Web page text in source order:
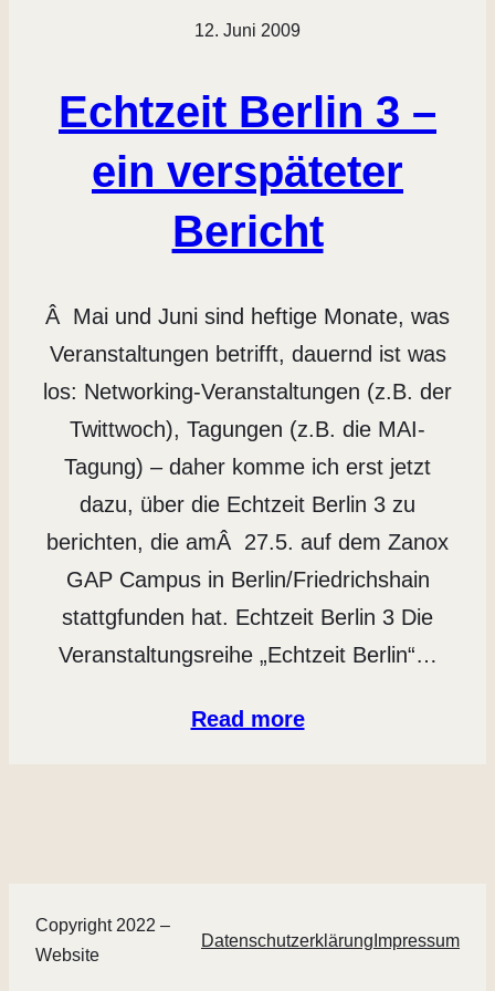
12. Juni 2009
Echtzeit Berlin 3 –
ein verspäteter
Bericht
Â Mai und Juni sind heftige Monate, was
Veranstaltungen betrifft, dauernd ist was
los: Networking-Veranstaltungen (z.B. der
Twittwoch), Tagungen (z.B. die MAI-
Tagung) – daher komme ich erst jetzt
dazu, über die Echtzeit Berlin 3 zu
berichten, die amÂ 27.5. auf dem Zanox
GAP Campus in Berlin/Friedrichshain
stattgfunden hat. Echtzeit Berlin 3 Die
Veranstaltungsreihe „Echtzeit Berlin“…
Read more
Copyright 2022 –
Website
Datenschutzerklärung Impressum